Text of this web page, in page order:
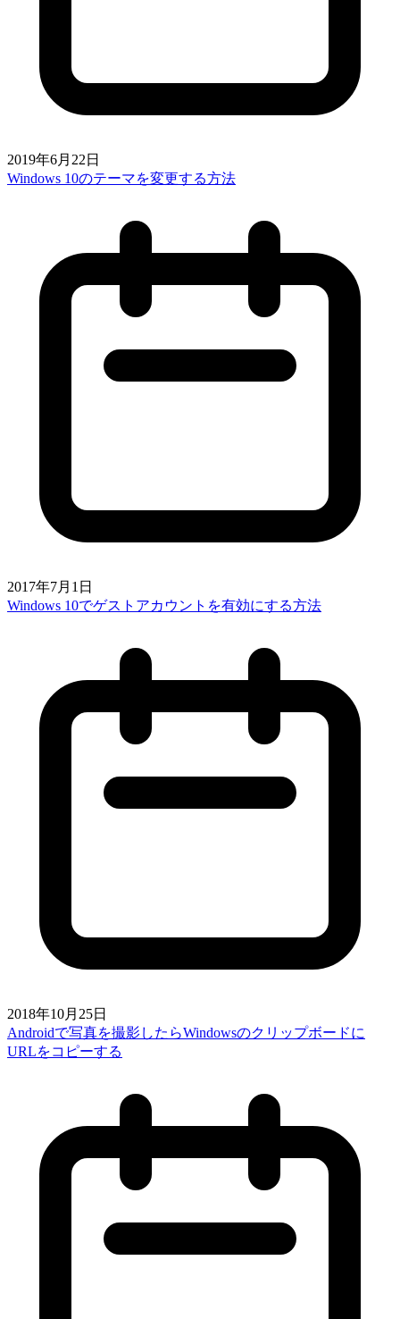
2019年6月22日
Windows 10のテーマを変更する方法
2017年7月1日
Windows 10でゲストアカウントを有効にする方法
2018年10月25日
Androidで写真を撮影したらWindowsのクリップボードに
URLをコピーする